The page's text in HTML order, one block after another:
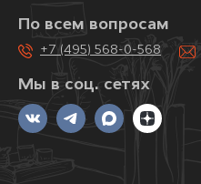
Мы в соц. сетях
По всем вопросам
+7 (495) 568-0-568